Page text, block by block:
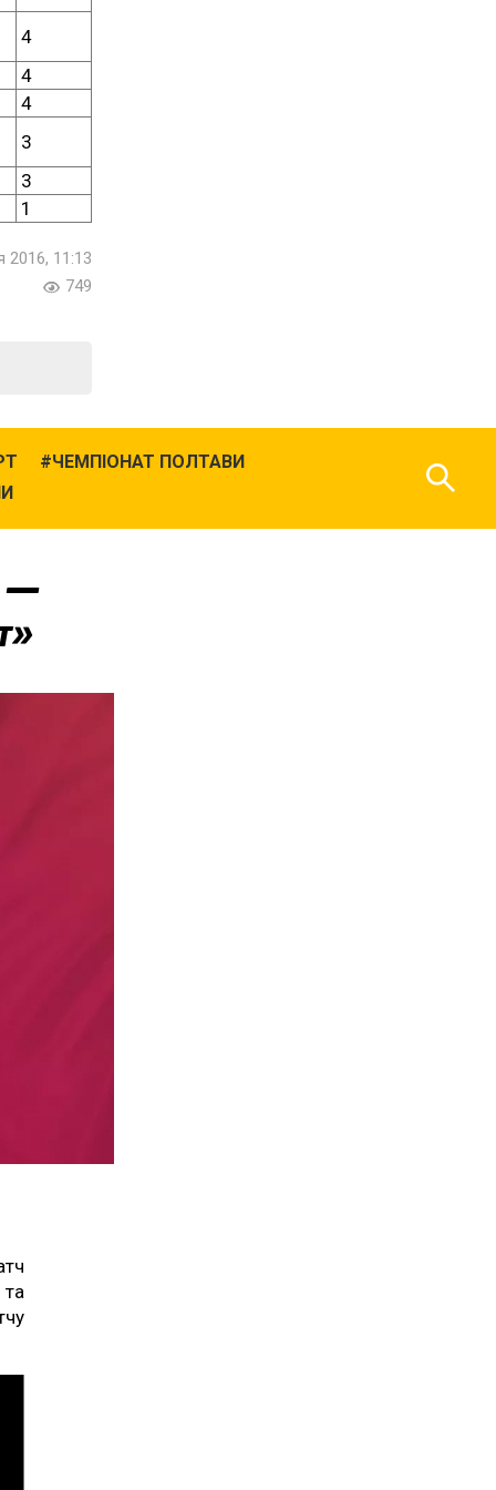
4
4
4
3
3
1
2016, 11:13
749
ЧЕМПІОНАТ ПОЛТАВИ
—